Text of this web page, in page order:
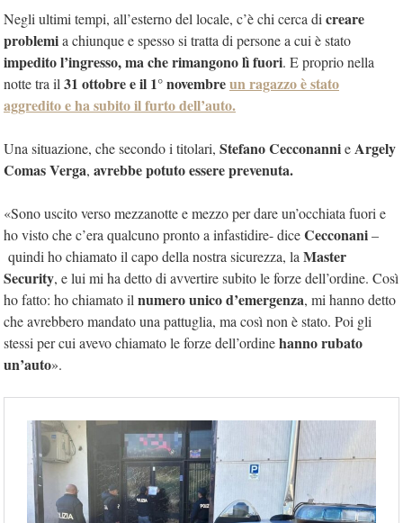
Negli ultimi tempi, all’esterno del locale, c’è chi cerca di creare
problemia chiunque e spesso si tratta di persone a cui è stato
impedito l’ingresso, ma che rimangono lì fuori. E proprio nella
notte tra il 31 ottobre e il 1° novembreun ragazzo è stato
aggredito e ha subito il furto dell’auto.
Una situazione, che secondo i titolari, Stefano CecconannieArgely
Comas Verga, avrebbe potuto essere prevenuta.
«Sono uscito verso mezzanotte e mezzo per dare un’occhiata fuori e
ho visto che c’era qualcuno pronto a infastidire- diceCecconani–
quindi ho chiamato il capo della nostra sicurezza, la Master
Security, e lui mi ha detto di avvertire subito le forze dell’ordine. Così
ho fatto: ho chiamato il numero unico d’emergenza, mi hanno detto
che avrebbero mandato una pattuglia, ma così non è stato. Poi gli
stessi per cui avevo chiamato le forze dell’ordinehanno rubato
un’auto».